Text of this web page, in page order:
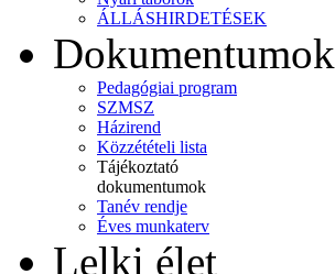
ÁLLÁSHIRDETÉSEK
Dokumentumok
Pedagógiai program
SZMSZ
Házirend
Közzétételi lista
Tájékoztató
dokumentumok
Tanév rendje
Éves munkaterv
Lelki élet